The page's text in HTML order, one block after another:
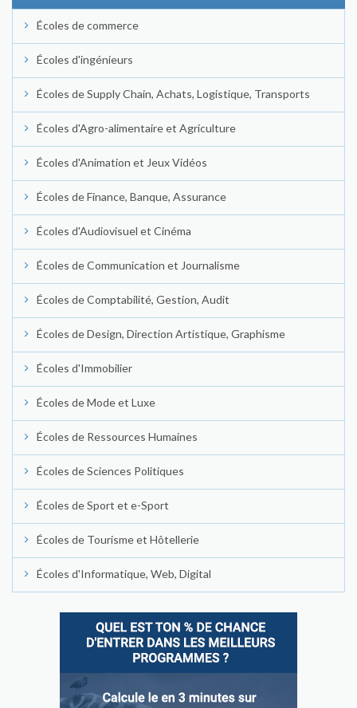
Écoles de commerce
Écoles d'ingénieurs
Écoles de Supply Chain, Achats, Logistique, Transports
Écoles d'Agro-alimentaire et Agriculture
Écoles d'Animation et Jeux Vidéos
Écoles de Finance, Banque, Assurance
Écoles d'Audiovisuel et Cinéma
Écoles de Communication et Journalisme
Écoles de Comptabilité, Gestion, Audit
Écoles de Design, Direction Artistique, Graphisme
Écoles d'Immobilier
Écoles de Mode et Luxe
Écoles de Ressources Humaines
Écoles de Sciences Politiques
Écoles de Sport et e-Sport
Écoles de Tourisme et Hôtellerie
Écoles d'Informatique, Web, Digital